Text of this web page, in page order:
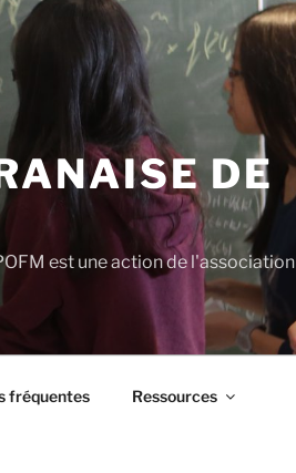
DE
est une action de l'association
fréquentes Ressources